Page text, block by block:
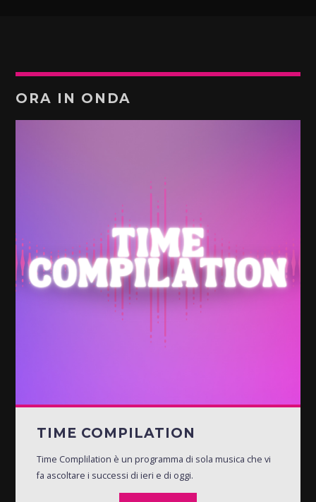
ORA IN ONDA
TIME COMPILATION
Time Complilation è un programma di sola musica che vi
fa ascoltare i successi di ieri e di oggi.